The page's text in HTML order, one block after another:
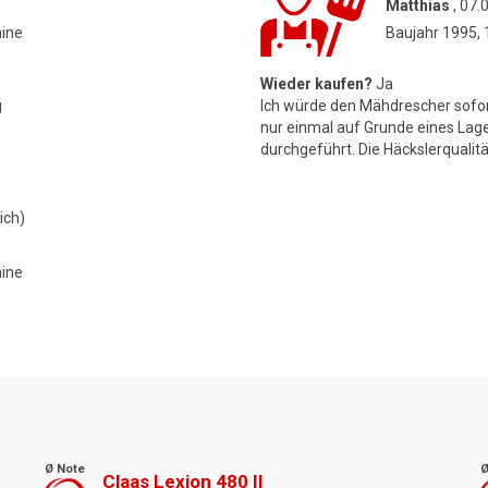
Matthias ,
Baujahr 1995,
Wieder kaufen? Ja
Ich würde den Mähdrescher
nur einmal auf Grunde eines
durchgeführt. Die
Ø Note
Claas Lexion 480 II